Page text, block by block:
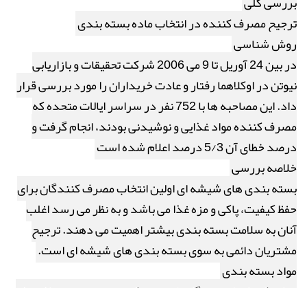
ترجیح مصرف کننده در انتخاب ماده بسته بندی
روش شناسی
در بین 24 آوریل تا 9 می 2006 شرکت تحقیقات و بازاریابی
نیوتن در اوکلاهما رفتار و عادت خریداران را مورد بررسی قرار
داد. این مصاحبه ها با 752 نفر در سراسر ایالات متحده که
مصرف کننده مواد غذایی و نوشیدنی بودند، انجام گرفت و
درصد خطای آن 5/3 درصد اعلام شده است
خلاصه بررسی
بسته بندی های شیشه ای اولین انتخاب مصرف کنندگان برای
حفظ کیفیت، پاکی و مزه غذا می باشد و به نظر می رسد اغلب
آنان به سلامت بسته بندی بیشتر اهمیت می دهند. ترجیح
مشتریان دائمی به سوی بسته بندی های شیشه ای است.
مواد بسته بندی